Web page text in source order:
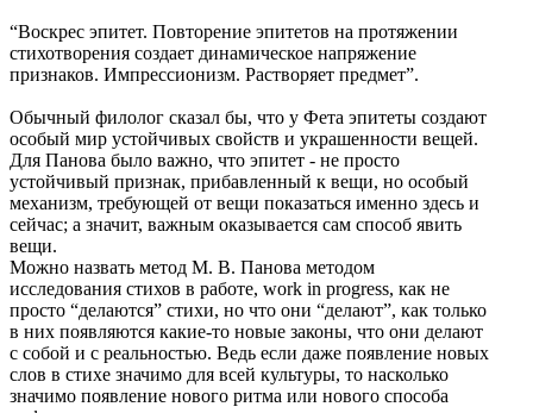
“Воскрес эпитет. Повторение эпитетов на протяжении
стихотворения создает динамическое напряжение
признаков. Импрессионизм. Растворяет предмет”.
Обычный филолог сказал бы, что у Фета эпитеты создают
особый мир устойчивых свойств и украшенности вещей.
Для Панова было важно, что эпитет - не просто
устойчивый признак, прибавленный к вещи, но особый
механизм, требующей от вещи показаться именно здесь и
сейчас; а значит, важным оказывается сам способ явить
вещи.
Можно назвать метод М. В. Панова методом
исследования стихов в работе, work in progress, как не
просто “делаются” стихи, но что они “делают”, как только
в них появляются какие-то новые законы, что они делают
с собой и с реальностью. Ведь если даже появление новых
слов в стихе значимо для всей культуры, то насколько
значимо появление нового ритма или нового способа